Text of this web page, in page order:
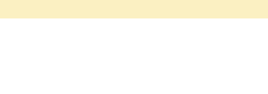
und bei der Poststelle im E-Center